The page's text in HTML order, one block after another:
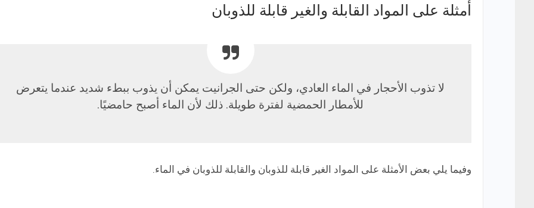
أمثلة على المواد القابلة والغير قابلة للذوبان
لا تذوب الأحجار في الماء العادي، ولكن حتى الجرانيت يمكن أن يذوب ببطء شديد عندما يتعرض
للأمطار الحمضية لفترة طويلة. ذلك لأن الماء أصبح حامضيًا.
وفيما يلي بعض الأمثلة على المواد الغير قابلة للذوبان والقابلة للذوبان في الماء.